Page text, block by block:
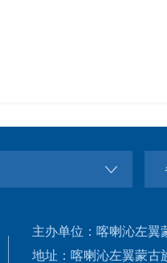
主办单位：喀喇沁左翼
地址：喀喇沁左翼蒙古